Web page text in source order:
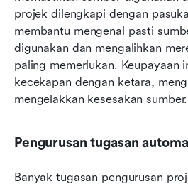
projek dilengkapi dengan
membantu mengenal pasti
digunakan dan mengalihkan
paling memerlukan. Keupayaan
kecekapan dengan ketara,
mengelakkan kesesakan sumber.
Pengurusan tugasan
Banyak tugasan pengurusan